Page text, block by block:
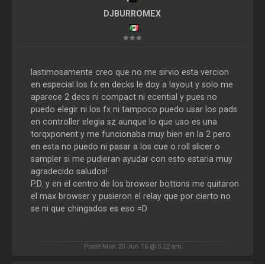
DJBURROMEX
lastimosamente creo que no me sirvio esta vercion
en especial los fx en decks le doy a layout y solo me
aparece 2 decs ni compact ni ecential y pues no
puedo elegir ni los fx ni tampoco puedo usar los pads
en controller elegia sz aunque lo que uso es una
torqxponent y me funcionaba muy bien en la 2 pero
en esta no puedo ni pasar a los cue o roll slicer o
sampler si me pudieran ayudar con esto estaria muy
agradecido saludos!
P.D. y en el centro de los browser bottons me quitaron
el max browser y pusieron el relay que por cierto no
se ni que chingados es eso =D
Posté Mon 20 Jun 16 @ 5:22 am